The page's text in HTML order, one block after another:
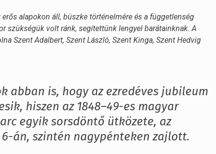
alapokon áll, büszke történelmére és a függetlenség
szükségük volt ránk, segítettünk lengyel barátainknak. A
Szent Adalbert, Szent László, Szent Kinga, Szent Hedvig
abban is, hogy az ezredéves jubileum
hiszen az 1848–49-es magyar
egyik sorsdöntő ütközete, az
án, szintén nagypénteken zajlott.